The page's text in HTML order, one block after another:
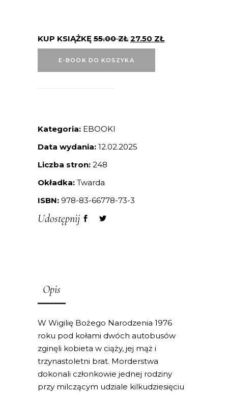
KUP KSIĄŻKĘ 55.00ZŁ 27.50 ZŁ
E-BOOK DO KOSZYKA
Kategoria: EBOOKI
Data wydania: 12.02.2025
Liczba stron: 248
Okładka: Twarda
ISBN: 978-83-66778-73-3
Udostępnij
Opis
W Wigilię Bożego Narodzenia 1976
roku pod kołami dwóch autobusów
zginęli kobieta w ciąży, jej mąż i
trzynastoletni brat. Morderstwa
dokonali członkowie jednej rodziny
przy milczącym udziale kilkudziesięciu